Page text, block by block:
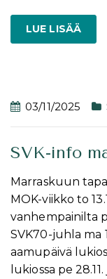
LUE LISÄÄ
03/11/2025
SVK-info
Marraskuun
MOK-viikko to
vanhempainilta
SVK70-juhla ma
aamupäivä
lukiossa pe